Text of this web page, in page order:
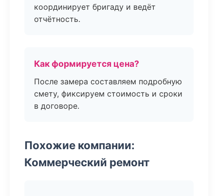
координирует бригаду и ведёт
отчётность.
Как формируется цена?
После замера составляем подробную
смету, фиксируем стоимость и сроки
в договоре.
Похожие компании:
Коммерческий ремонт